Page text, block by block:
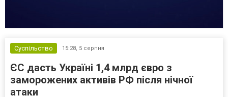
Суспільство 15:28, 5 серпня
ЄС дасть Україні 1,4 млрд євро з
заморожених активів РФ після нічної
атаки